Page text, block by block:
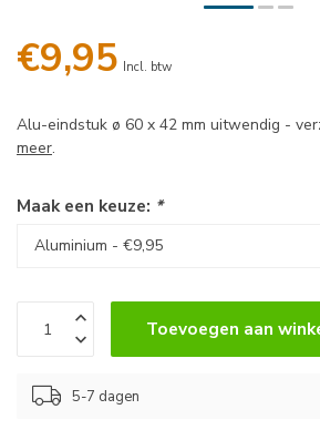
€9,95 Incl. btw
Alu-eindstuk ø 60 x 42 mm uitwendig -
meer.
Maak een keuze: *
Toevoegen aan
5-7 dagen